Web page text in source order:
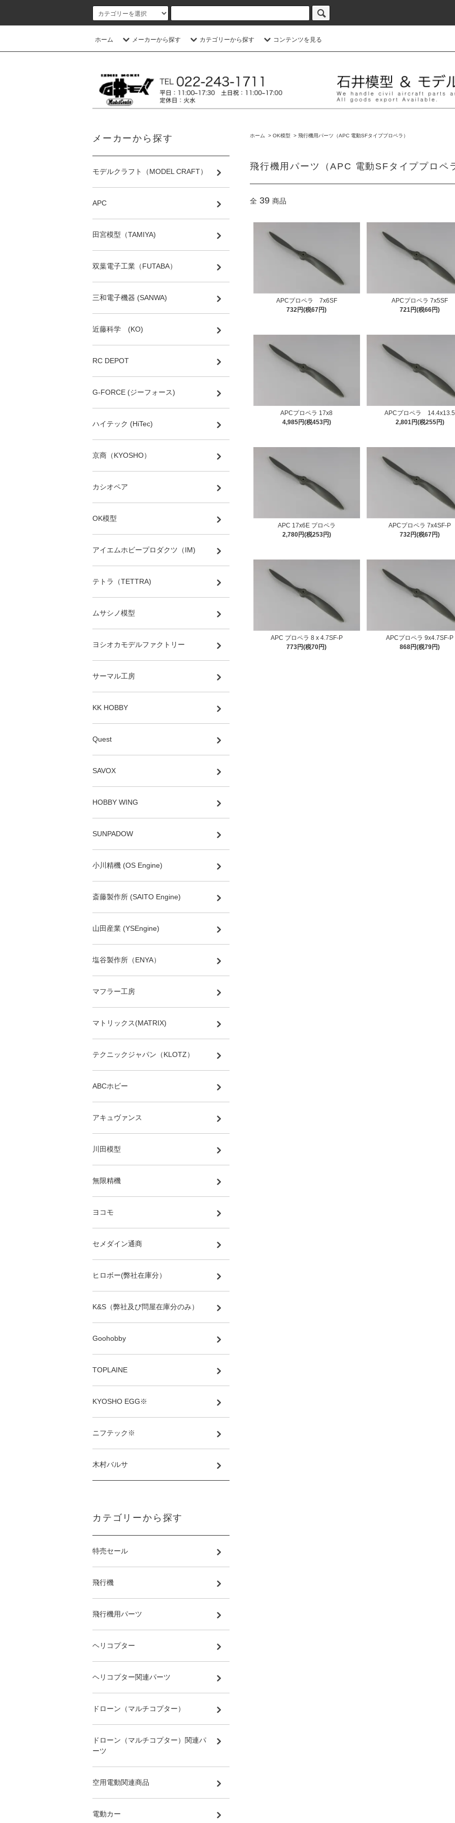
ホーム メーカーから探す カテゴリーから探す コンテンツを見る
ホーム > OK模型 > 飛行機用パーツ（APC 電動SFタイププロペラ）
飛行機用パーツ（APC 電動SFタイププロペ
全 39 商品
APCプロペラ 7x6SF
732円(税67円)
APCプロペラ 7x5SF
721円(税66円)
APCプロペラ 17x8
4,985円(税453円)
APCプロペラ 14.4x13.5
2,801円(税255円)
APC 17x6E プロペラ
2,780円(税253円)
APCプロペラ 7x4SF-P
732円(税67円)
APC プロペラ 8 x 4.7SF-P
773円(税70円)
APCプロペラ 9x4.7SF-P
868円(税79円)
メーカーから探す
モデルクラフト（MODEL CRAFT）
APC
田宮模型（TAMIYA)
双葉電子工業（FUTABA）
三和電子機器 (SANWA)
近藤科学 (KO)
RC DEPOT
G-FORCE (ジーフォース)
ハイテック (HiTec)
京商（KYOSHO）
カシオペア
OK模型
アイエムホビープロダクツ（IM)
テトラ（TETTRA)
ムサシノ模型
ヨシオカモデルファクトリー
サーマル工房
KK HOBBY
Quest
SAVOX
HOBBY WING
SUNPADOW
小川精機 (OS Engine)
斎藤製作所 (SAITO Engine)
山田産業 (YSEngine)
塩谷製作所（ENYA）
マフラー工房
マトリックス(MATRIX)
テクニックジャパン（KLOTZ）
ABCホビー
アキュヴァンス
川田模型
無限精機
ヨコモ
セメダイン通商
ヒロボー(弊社在庫分）
K&S（弊社及び問屋在庫分のみ）
Goohobby
TOPLAINE
KYOSHO EGG※
ニフテック※
木村バルサ
カテゴリーから探す
特売セール
飛行機
飛行機用パーツ
ヘリコプター
ヘリコプター関連パーツ
ドローン（マルチコプター）
ドローン（マルチコプター）関連パ
ーツ
空用電動関連商品
電動カー